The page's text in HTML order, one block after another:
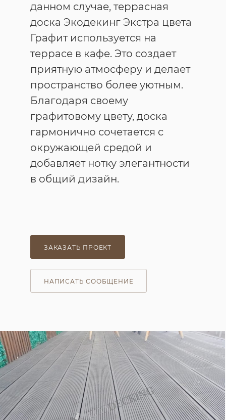
данном случае, террасная
доска Экодекинг Экстра цвета
Графит используется на
террасе в кафе. Это создает
приятную атмосферу и делает
пространство более уютным.
Благодаря своему
графитовому цвету, доска
гармонично сочетается с
окружающей средой и
добавляет нотку элегантности
в общий дизайн.
ЗАКАЗАТЬ ПРОЕКТ
НАПИСАТЬ СООБЩЕНИЕ